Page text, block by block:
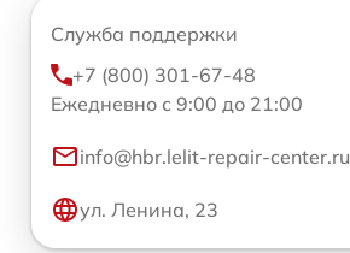
Служба поддержки
+7 (800) 301-67-48
Ежедневно с 9:00 до 21:00
info@hbr.lelit-repair-center.ru
ул. Ленина, 23